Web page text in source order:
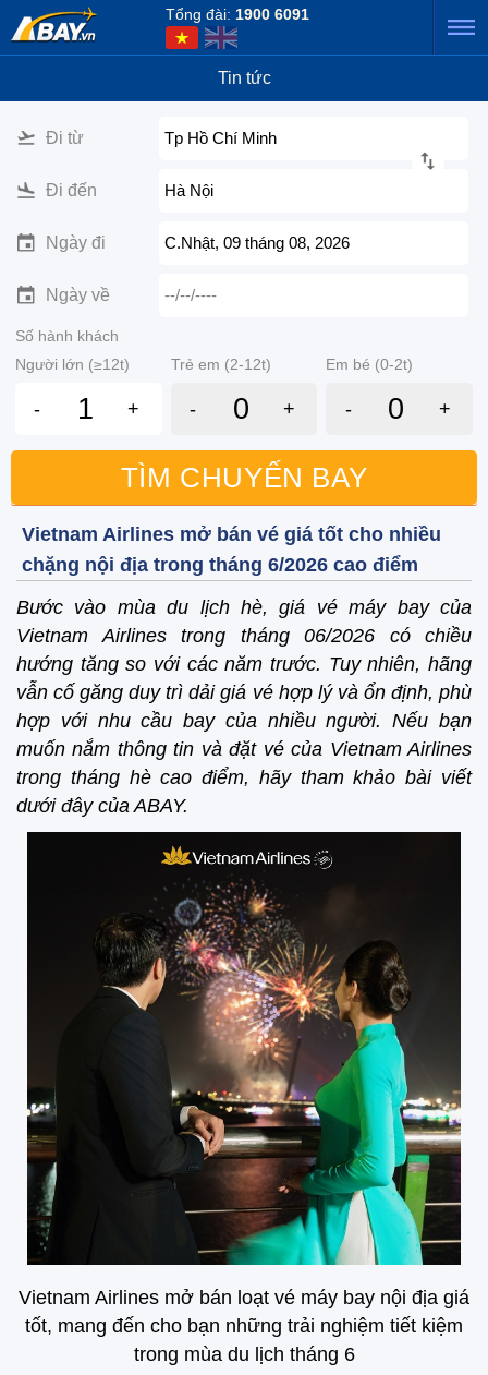
Tổng đài: 1900 6091
Tin tức
Đi từ Tp Hồ Chí Minh
Đi đến Hà Nội
Ngày đi C.Nhật, 09 tháng 08, 2026
Ngày về --/--/----
Số hành khách
Người lớn (≥12t)
Trẻ em (2-12t) Em bé (0-2t)
- + - + - +
TÌM CHUYẾN BAY
Vietnam Airlines mở bán vé giá tốt cho nhiều
chặng nội địa trong tháng 6/2026 cao điểm
Bước vào mùa du lịch hè, giá vé máy bay của
Vietnam Airlines trong tháng 06/2026 có chiều
hướng tăng so với các năm trước. Tuy nhiên, hãng
vẫn cố găng duy trì dải giá vé hợp lý và ổn định, phù
hợp với nhu cầu bay của nhiều người. Nếu bạn
muốn nắm thông tin và đặt vé của Vietnam Airlines
trong tháng hè cao điểm, hãy tham khảo bài viết
dưới đây của ABAY.
Vietnam Airlines mở bán loạt vé máy bay nội địa giá
tốt, mang đến cho bạn những trải nghiệm tiết kiệm
trong mùa du lịch tháng 6